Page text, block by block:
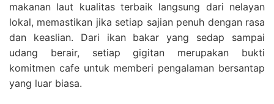
makanan laut kualitas terbaik langsung dari nelayan
lokal, memastikan jika setiap sajian penuh dengan rasa
dan keaslian. Dari ikan bakar yang sedap sampai
udang berair, setiap gigitan merupakan bukti
komitmen cafe untuk memberi pengalaman bersantap
yang luar biasa.